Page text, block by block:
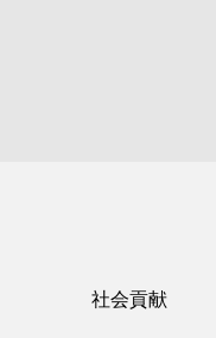
社会貢献